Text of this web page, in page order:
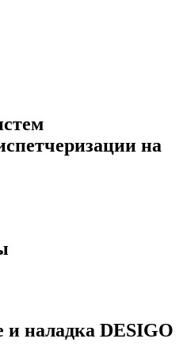
на
наладка DESIGO